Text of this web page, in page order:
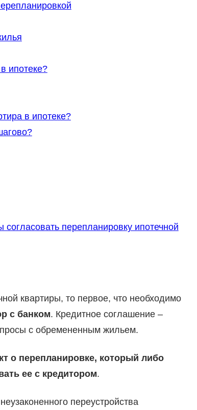
ипотеке?
в ипотеке?
перепланировку ипотечной
квартиры, то первое, что необходимо
с банком. Кредитное соглашение –
с обремененным жильем.
о перепланировке, который либо
ее с кредитором.
переустройства